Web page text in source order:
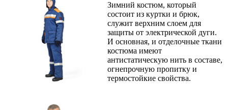
Зимний костюм, который
состоит из куртки и брюк,
служит верхним слоем для
защиты от электрической дуги.
И основная, и отделочные ткани
костюма имеют
антистатическую нить в составе,
огнепрочную пропитку и
термостойкие свойства.